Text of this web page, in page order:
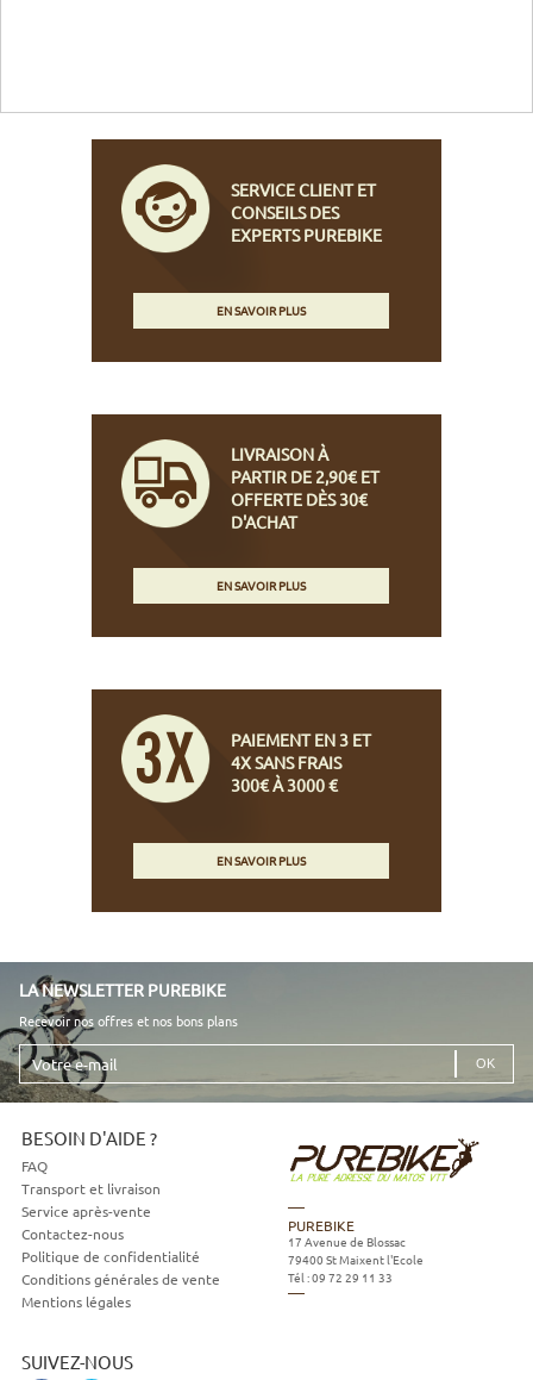
SERVICE CLIENT ET
CONSEILS DES
EXPERTS PUREBIKE
EN SAVOIR PLUS
LIVRAISON À
PARTIR DE 2,90€ ET
OFFERTE DÈS 30€
D'ACHAT
EN SAVOIR PLUS
PAIEMENT EN 3 ET
4X SANS FRAIS
300€ À 3000 €
EN SAVOIR PLUS
LA NEWSLETTER PUREBIKE
Recevoir nos offres et nos bons plans
Votre
e-
mail
BESOIN D'AIDE ?
FAQ
Transport et livraison
Service après-vente
Contactez-nous
Politique de confidentialité
Conditions générales de vente
Mentions légales
SUIVEZ-NOUS
PUREBIKE
17 Avenue de Blossac
79400 St Maixent l'Ecole
Tél :09 72 29 11 33